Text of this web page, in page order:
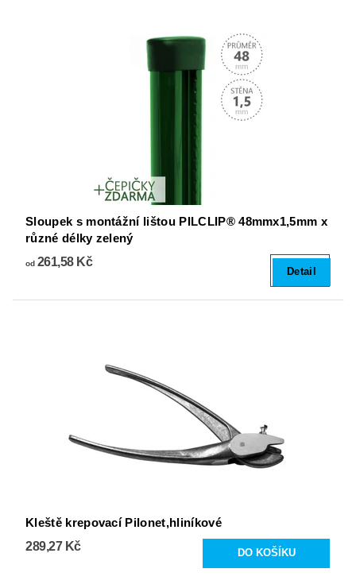
Sloupek s montážní lištou PILCLIP® 48mmx1,5mm x
různé délky zelený
od261,58 Kč
Detail
Kleště krepovací Pilonet,hliníkové
289,27 Kč